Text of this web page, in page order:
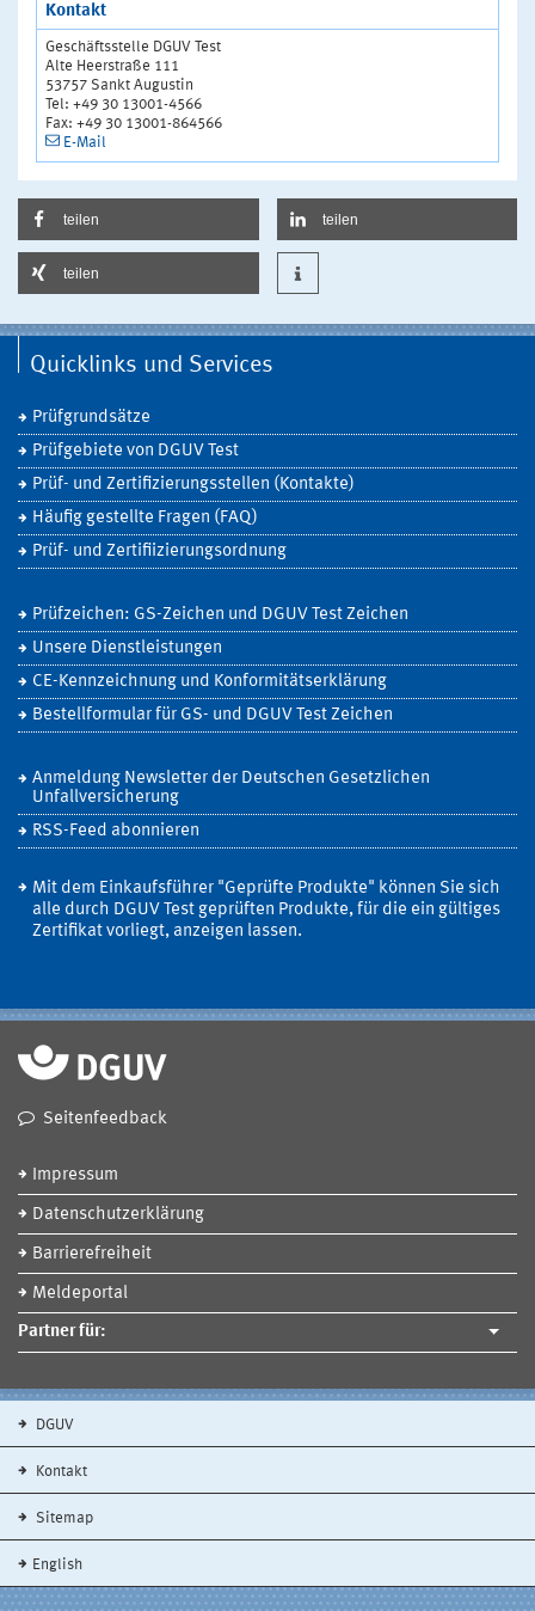
Kontakt
Geschäftsstelle DGUV Test
Alte Heerstraße 111
53757 Sankt Augustin
Tel: +49 30 13001-4566
Fax: +49 30 13001-864566
E-Mail
teilen teilen
teilen
Quicklinks und Services
Prüfgrundsätze
Prüfgebiete von DGUV Test
Prüf- und Zertifizierungsstellen (Kontakte)
Häufig gestellte Fragen (FAQ)
Prüf- und Zertifiizierungsordnung
Prüfzeichen: GS-Zeichen und DGUV Test Zeichen
Unsere Dienstleistungen
CE-Kennzeichnung und Konformitätserklärung
Bestellformular für GS- und DGUV Test Zeichen
Anmeldung Newsletter der Deutschen Gesetzlichen
Unfallversicherung
RSS-Feed abonnieren
Mit dem Einkaufsführer "Geprüfte Produkte" können Sie sich
alle durch DGUV Test geprüften Produkte, für die ein gültiges
Zertifikat vorliegt, anzeigen lassen.
Seitenfeedback
Impressum
Datenschutzerklärung
Barrierefreiheit
Meldeportal
Partner für:
DGUV
Kontakt
Sitemap
English